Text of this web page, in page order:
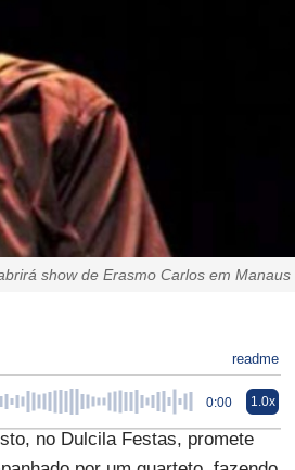
show de Erasmo Carlos em Manaus
readme
0:00 1.0x
no Dulcila Festas, promete